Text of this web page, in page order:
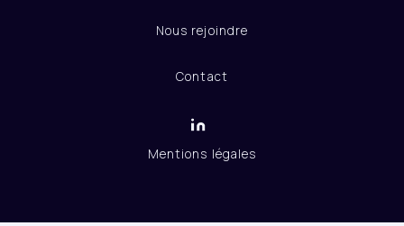
Nous rejoindre
Contact
Mentions légales